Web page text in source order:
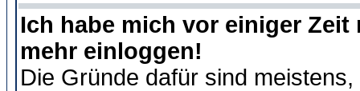
Ich habe mich vor einiger
mehr einloggen!
Die Gründe dafür sind